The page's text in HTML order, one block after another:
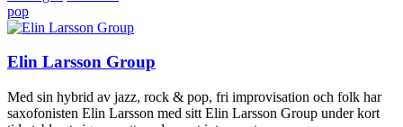
pop
Elin Larsson Group
Med sin hybrid av jazz, rock & pop, fri improvisation och folk har
saxofonisten Elin Larsson med sitt Elin Larsson Group under kort